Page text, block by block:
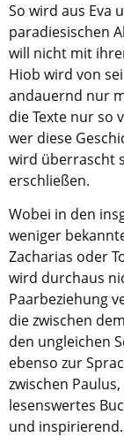
Diese Website
archiviert.
Kirche in
So wird aus Eva
paradiesischen
will nicht mit
Hiob wird von
andauernd nur
die Texte nur so
wer diese
wird überrascht
erschließen.
Wobei in den
weniger
Zacharias oder
wird durchaus
Paarbeziehung
die zwischen
den ungleichen
ebenso zur
zwischen
lesenswertes
und inspirierend.